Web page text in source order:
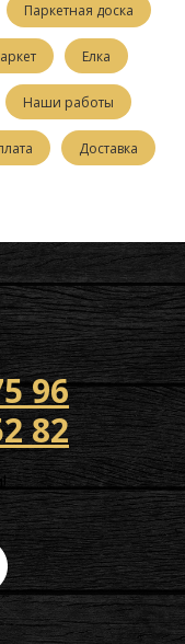
Паркетная доска
Елка
Наши работы
Доставка
96
82